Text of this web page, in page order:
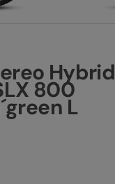
entdecken
Hybrid
800
L